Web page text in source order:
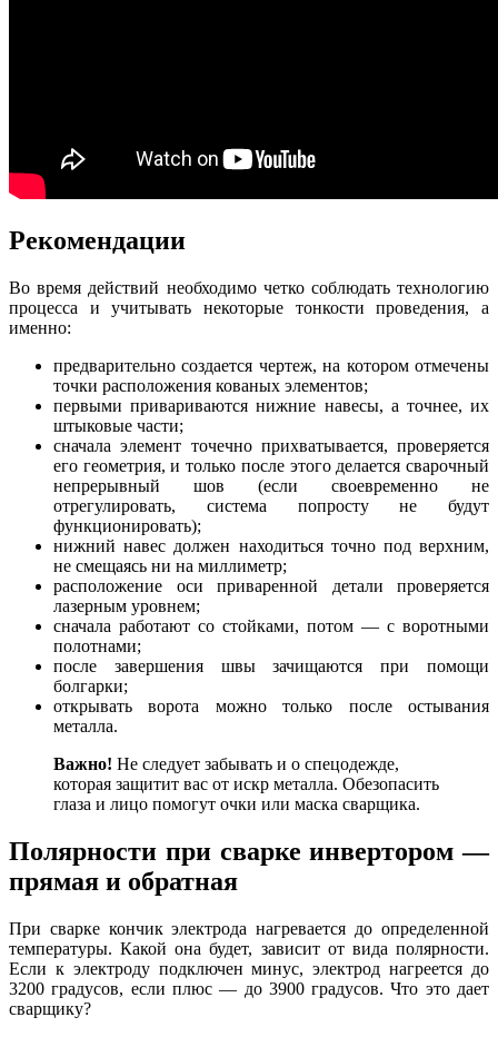
Рекомендации
Во время действий необходимо четко соблюдать технологию
процесса и учитывать некоторые тонкости проведения, а
именно:
предварительно создается чертеж, на котором отмечены
точки расположения кованых элементов;
первыми привариваются нижние навесы, а точнее, их
штыковые части;
сначала элемент точечно прихватывается, проверяется
его геометрия, и только после этого делается сварочный
непрерывный шов (если своевременно не
отрегулировать, система попросту не будут
функционировать);
нижний навес должен находиться точно под верхним,
не смещаясь ни на миллиметр;
расположение оси приваренной детали проверяется
лазерным уровнем;
сначала работают со стойками, потом — с воротными
полотнами;
после завершения швы зачищаются при помощи
болгарки;
открывать ворота можно только после остывания
металла.
Важно! Не следует забывать и о спецодежде,
которая защитит вас от искр металла. Обезопасить
глаза и лицо помогут очки или маска сварщика.
Полярности при сварке инвертором —
прямая и обратная
При сварке кончик электрода нагревается до определенной
температуры. Какой она будет, зависит от вида полярности.
Если к электроду подключен минус, электрод нагреется до
3200 градусов, если плюс — до 3900 градусов. Что это дает
сварщику?